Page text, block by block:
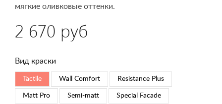
мягкие оливковые оттенки.
2 670 руб
Вид краски
Tactile Wall Comfort Resistance Plus
Matt Pro Semi-matt Special Faсade